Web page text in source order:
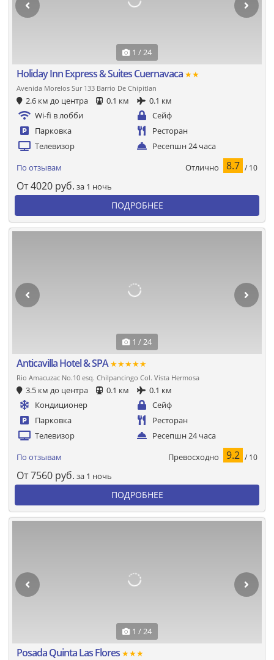
1 / 24
Holiday Inn Express & Suites Cuernavaca ★★
Avenida Morelos Sur 133 Barrio De Chipitlan
2.6 км до центра 0.1 км
0.1 км
Wi-fi в лобби
Сейф
Парковка
Ресторан
Телевизор
Ресепшн 24 часа
По отзывам Отлично 8.7 / 10
От4020 руб. за 1 ночь
ПОДРОБНЕЕ
1 / 24
Anticavilla Hotel & SPA★★★★★
Rio Amacuzac No.10 esq. Chilpancingo Col. Vista Hermosa
3.5 км до центра 0.1 км
0.1 км
Кондиционер
Сейф
Парковка
Ресторан
Телевизор
Ресепшн 24 часа
По отзывам Превосходно 9.2 / 10
От7560 руб. за 1 ночь
ПОДРОБНЕЕ
1 / 24
Posada Quinta Las Flores ★★★